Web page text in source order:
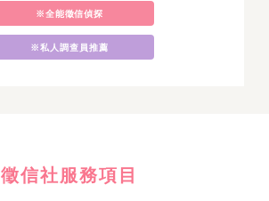
※全能徵信偵探
※私人調查員推薦
徵信社服務項目